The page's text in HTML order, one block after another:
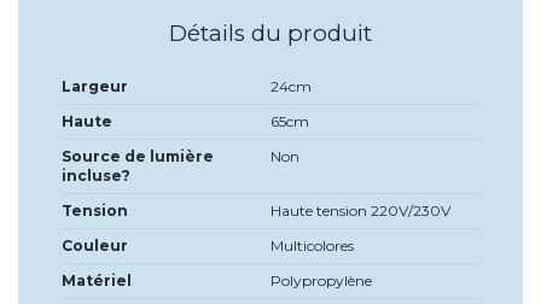
Détails du produit
Largeur
24cm
Haute
65cm
Source de lumière
incluse?
Non
Tension
Haute tension 220V/230V
Couleur
Multicolores
Matériel
Polypropylène